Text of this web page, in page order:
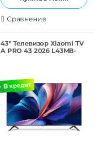
Сравнение
43″ Телевизор Xiaomi TV
A PRO 43 2026 L43MB-